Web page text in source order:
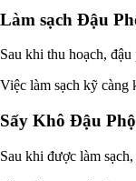
Ngành
Ngành
Ngành
Ngành
Ngành
Làm sạch Đậu
Sau khi thu hoạch,
Việc làm sạch kỹ càng
Sấy Khô Đậu
Sau khi được làm